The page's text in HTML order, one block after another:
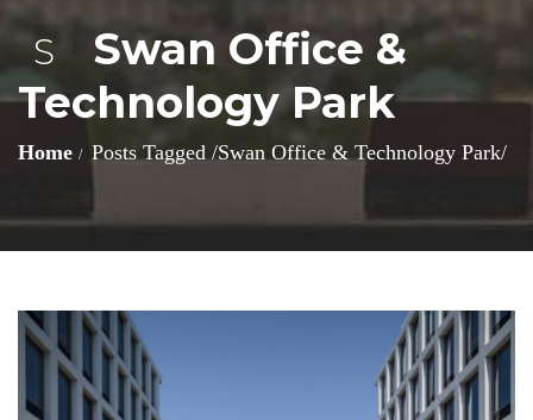
S
Swan Office &
Technology Park
Home Posts Tagged /Swan Office & Technology Park/